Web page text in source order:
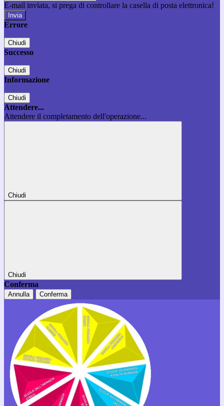
E-mail inviata, si prega di controllare la casella di posta elettronica!
Errore
Chiudi
Successo
Chiudi
Informazione
Chiudi
Attendere...
Attendere il completamento dell'operazione...
Chiudi
Chiudi
Conferma
Annulla Conferma